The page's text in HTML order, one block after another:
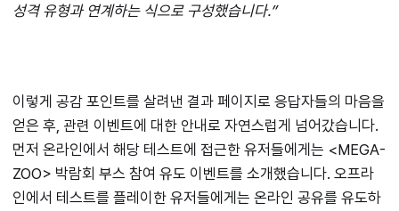
성격 유형과 연계하는 식으로 구성했습니다.”
이렇게 공감 포인트를 살려낸 결과 페이지로 응답자들의 마음을
얻은 후, 관련 이벤트에 대한 안내로 자연스럽게 넘어갔습니다.
먼저 온라인에서 해당 테스트에 접근한 유저들에게는 <MEGA-
ZOO> 박람회 부스 참여 유도 이벤트를 소개했습니다. 오프라
인에서 테스트를 플레이한 유저들에게는 온라인 공유를 유도하